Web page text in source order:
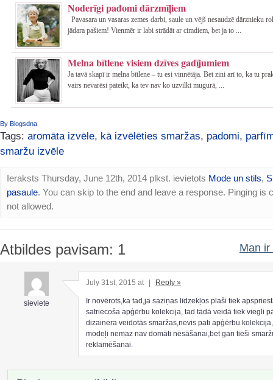
Noderīgi padomi dārzmīļiem
Pavasara un vasaras zemes darbi, saule un vējš nesaudzē dārznieku
jādara pašiem! Vienmēr ir labi strādāt ar cimdiem, bet ja to ...
Melna bītlene visiem dzīves gadījumiem
Ja tavā skapī ir melna bītlene – tu esi vinnētāja. Bet zini arī to, ka tu
vairs nevarēsi pateikt, ka tev nav ko uzvilkt mugurā, ...
By Blogsdna
Tags: aromāta izvēle, kā izvēlēties smaržas, padomi,
smaržu izvēle
Ieraksts Thursday, June 12th, 2014 plkst. ievietots Mode un stils,
pasaule. You can skip to the end and leave a response. Pinging is
not allowed.
Atbildes pavisam: 1 Man ir
sieviete
July 31st, 2015 at | Reply »
Ir novērots,ka tad,ja saziņas līdzekļos plaši tiek
satriecoša apģērbu kolekcija, tad tādā veidā tiek viegli
dizainera veidotās smaržas,nevis pati apģērbu
modeļi nemaz nav domāti nēsāšanai,bet gan tieši
reklamēšanai.